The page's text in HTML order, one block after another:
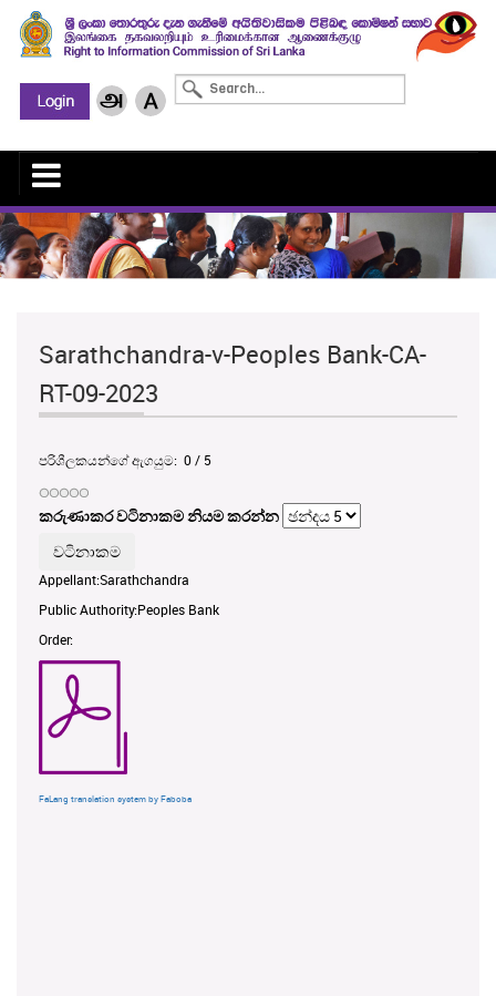
Sarathchandra-v-Peoples Bank-CA-
RT-09-2023
පරිශීලකයන්ගේ ඇගයුම: 0/ 5
කරුණාකර වටිනාකම නියම කරන්න
Appellant:Sarathchandra
Public Authority:Peoples Bank
Order:
FaLang translation system by Faboba